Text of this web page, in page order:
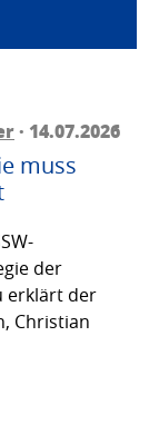
· 14.07.2026
muss
der
erklärt der
Christian